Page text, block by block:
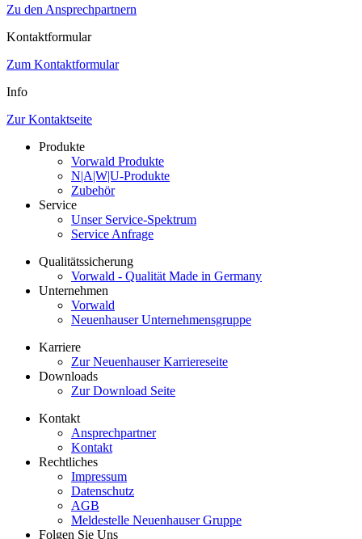
Zu den Ansprechpartnern
Kontaktformular
Zum Kontaktformular
Info
Zur Kontaktseite
Produkte
Vorwald Produkte
N|A|W|U-Produkte
Zubehör
Service
Unser Service-Spektrum
Service Anfrage
Qualitätssicherung
Vorwald - Qualität Made in Germany
Unternehmen
Vorwald
Neuenhauser Unternehmensgruppe
Karriere
Zur Neuenhauser Karriereseite
Downloads
Zur Download Seite
Kontakt
Ansprechpartner
Kontakt
Rechtliches
Impressum
Datenschutz
AGB
Meldestelle Neuenhauser Gruppe
Folgen Sie Uns